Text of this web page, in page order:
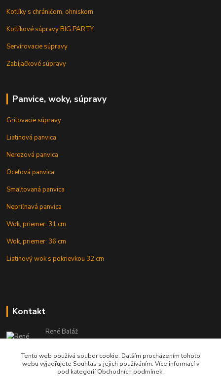
Kotlíky s chráničom, ohniskom
Kotlíkové súpravy BIG PARTY
Servírovacie súpravy
Zabíjačkové súpravy
Panvice, woky, súpravy
Grilovacie súpravy
Liatinová panvica
Nerezová panvica
Oceľová panvica
Smaltovaná panvica
Nepriľnavá panvica
Wok, priemer: 31 cm
Wok, priemer: 36 cm
Liatinový wok s pokrievkou 32 cm
Kontakt
René Baláž
Eshop: +421 902 212 007
od 8:00 - do 16:00 hod
info@kotlikyshop.sk
Tento web používá soubor cookie. Dalším procházením tohoto
webu vyjadřujete Souhlas s jejich používáním. Více informací v
pod kategorií Obchodních podmínek.